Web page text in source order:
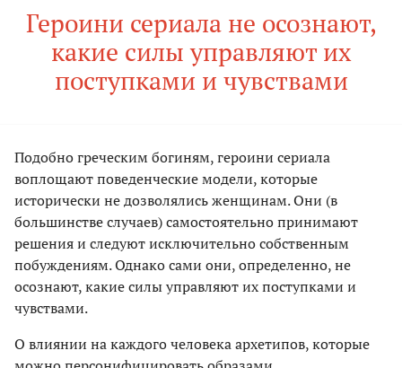
Героини сериала не осознают,
какие силы управляют их
поступками и чувствами
Подобно греческим богиням, героини сериала
воплощают поведенческие модели, которые
исторически не дозволялись женщинам. Они (в
большинстве случаев) самостоятельно принимают
решения и следуют исключительно собственным
побуждениям. Однако сами они, определенно, не
осознают, какие силы управляют их поступками и
чувствами.
О влиянии на каждого человека архетипов, которые